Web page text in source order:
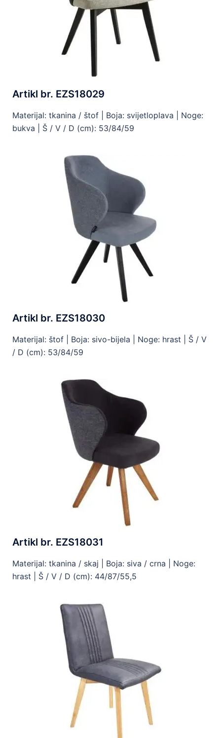
Artikl br. EZS18029
Materijal: tkanina / štof | Boja: svijetloplava | Noge:
bukva | Š / V / D (cm): 53/84/59
Artikl br. EZS18030
Materijal: štof | Boja: sivo-bijela | Noge: hrast | Š / V
/ D (cm): 53/84/59
Artikl br. EZS18031
Materijal: tkanina / skaj | Boja: siva / crna | Noge:
hrast | Š / V / D (cm): 44/87/55,5